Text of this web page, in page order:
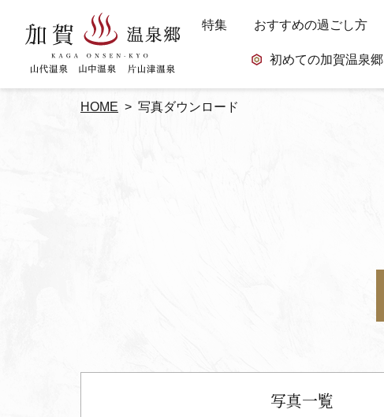
特集 おすすめの過ごし方
初めての加賀温泉郷
HOME 写真ダウンロード
写真一覧